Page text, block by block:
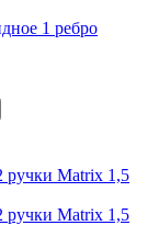
1 ребро
ручки Matrix 1,5
ручки Matrix 1,5